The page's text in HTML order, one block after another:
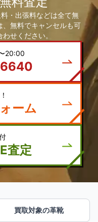
・出張料などは全て無
無料でキャンセルも可
せください。
20:00
ーム
査定
買取対象の革靴